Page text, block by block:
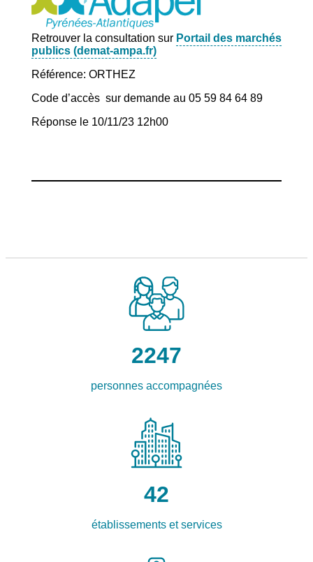
Retrouver la consultation sur Portail des marchés
publics (demat-ampa.fr)
Référence: ORTHEZ
Code d’accès sur demande au 05 59 84 64 89
Réponse le 10/11/23 12h00
2247
personnes accompagnées
42
établissements et services